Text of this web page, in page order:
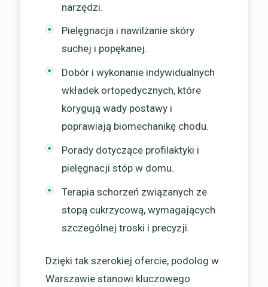
narzędzi.
Pielęgnacja i nawilżanie skóry
suchej i popękanej.
Dobór i wykonanie indywidualnych
wkładek ortopedycznych, które
korygują wady postawy i
poprawiają biomechanikę chodu.
Porady dotyczące profilaktyki i
pielęgnacji stóp w domu.
Terapia schorzeń związanych ze
stopą cukrzycową, wymagających
szczególnej troski i precyzji.
Dzięki tak szerokiej ofercie, podolog w
Warszawie stanowi kluczowego